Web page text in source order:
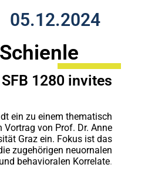
05.12.2024
SFB 1280 invites
ein zu einem thematisch
Vortrag von Prof. Dr. Anne
Graz ein. Fokus ist das
zugehörigen neuornalen
und behavioralen Korrelate.